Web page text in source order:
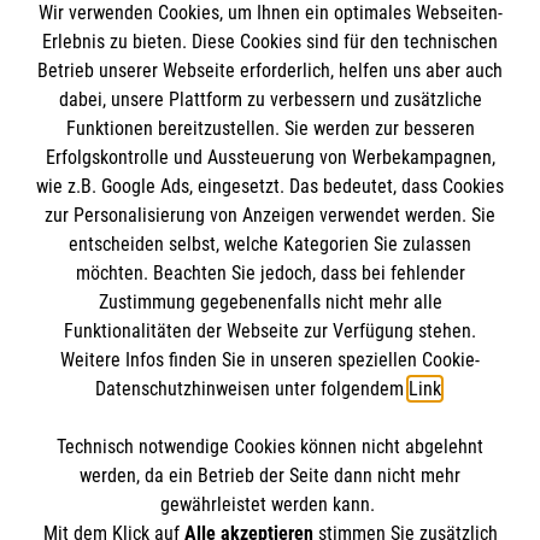
Presse
Einsatzdiensten der Malteser können Sie unter
gmb_mpg@malteser.orgkontaktieren.
Die Malteser
Malteserorden
Malteser Jugend
Malteser International
Sharepoint
Spendenkonto
Empfänger: Malteser Hilfsdienst e.V.
Bank: Pax-Bank für Kirche und Caritas eG
IBAN: DE95 3706 0120 1201 2092 49
So finden Sie uns
Bebelstraße 38
Telefon:04161 71850
Email:malteser.buxtehude@malteser.org
Soziale Netzwerke
Accordion 2
Wir verwenden Cookies, um Ihnen ein optimales Webseiten-
Erlebnis zu bieten. Diese Cookies sind für den technischen
Betrieb unserer Webseite erforderlich, helfen uns aber auch
dabei, unsere Plattform zu verbessern und zusätzliche
Funktionen bereitzustellen. Sie werden zur besseren
Erfolgskontrolle und Aussteuerung von Werbekampagnen,
wie z.B. Google Ads, eingesetzt. Das bedeutet, dass Cookies
zur Personalisierung von Anzeigen verwendet werden. Sie
entscheiden selbst, welche Kategorien Sie zulassen
möchten. Beachten Sie jedoch, dass bei fehlender
Zustimmung gegebenenfalls nicht mehr alle
Funktionalitäten der Webseite zur Verfügung stehen.
Weitere Infos finden Sie in unseren speziellen Cookie-
Datenschutzhinweisen unter folgendem Link.
Technisch notwendige Cookies können nicht abgelehnt
werden, da ein Betrieb der Seite dann nicht mehr
gewährleistet werden kann.
Mit dem Klick auf Alle akzeptierenstimmen Sie zusätzlich